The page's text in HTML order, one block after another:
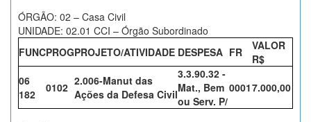
ÓRGÃO: 02 – Casa Civil
UNIDADE: 02.01 CCI – Órgão Subordinado
FUNCPROGPROJETO/ATIVIDADE DESPESA FR
VALOR
R$
06
182
0102 2.006-Manut das
Ações da Defesa Civil
3.3.90.32 -
Mat., Bem
ou Serv. P/
00017.000,00